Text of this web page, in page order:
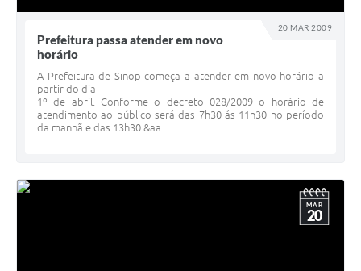
20 MAR 2009
Prefeitura passa atender em novo
horário
A Prefeitura de Sinop começa a atender em novo horário a
partir do dia
1º de abril. Conforme o decreto 028/2009 o horário de
atendimento ao público será das 7h30 ás 11h30 no período
da manhã e das 13h30 &aa…
MAR
20